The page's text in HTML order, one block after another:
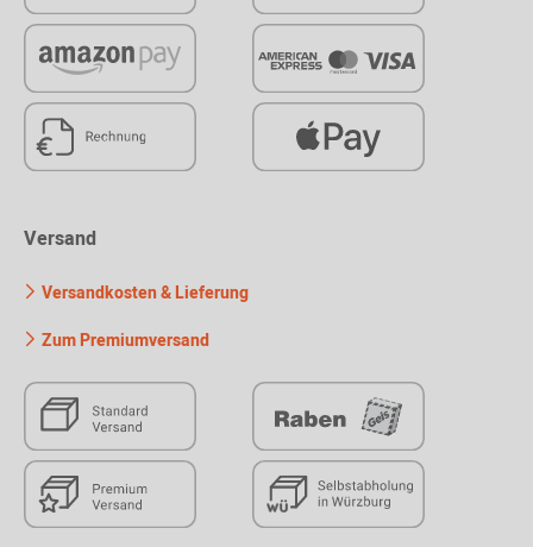
Versand
Versandkosten & Lieferung
Zum Premiumversand